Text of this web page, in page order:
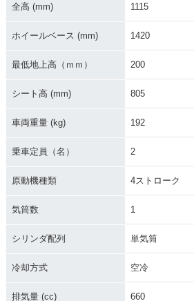
全高 (mm) 1115
ホイールベース (mm) 1420
最低地上高（ｍｍ） 200
シート高 (mm) 805
車両重量 (kg) 192
乗車定員（名） 2
原動機種類 4ストローク
気筒数 1
シリンダ配列 単気筒
冷却方式 空冷
排気量 (cc) 660